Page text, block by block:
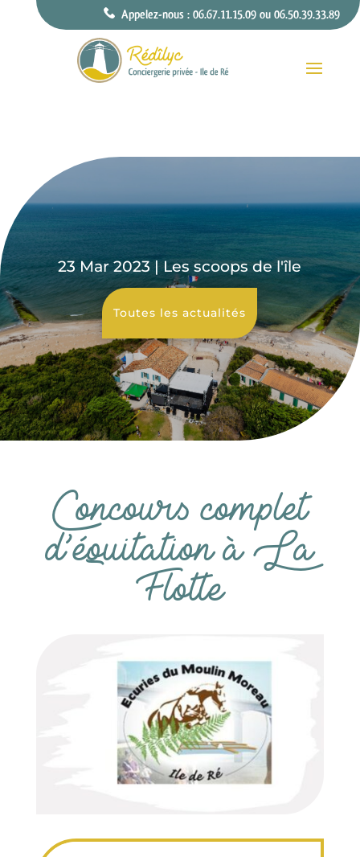
Appelez-nous : 06.67.11.15.09 ou 06.50.39.33.89
23 Mar 2023 | Les scoops de l'île
Toutes les actualités
Concours complet
d’équitation à La
Flotte